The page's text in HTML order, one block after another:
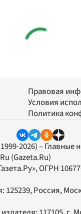
Правовая
Условия
Политика
2026) – Главные
(Gazeta.Ru)
, ОГРН
125239, Россия,